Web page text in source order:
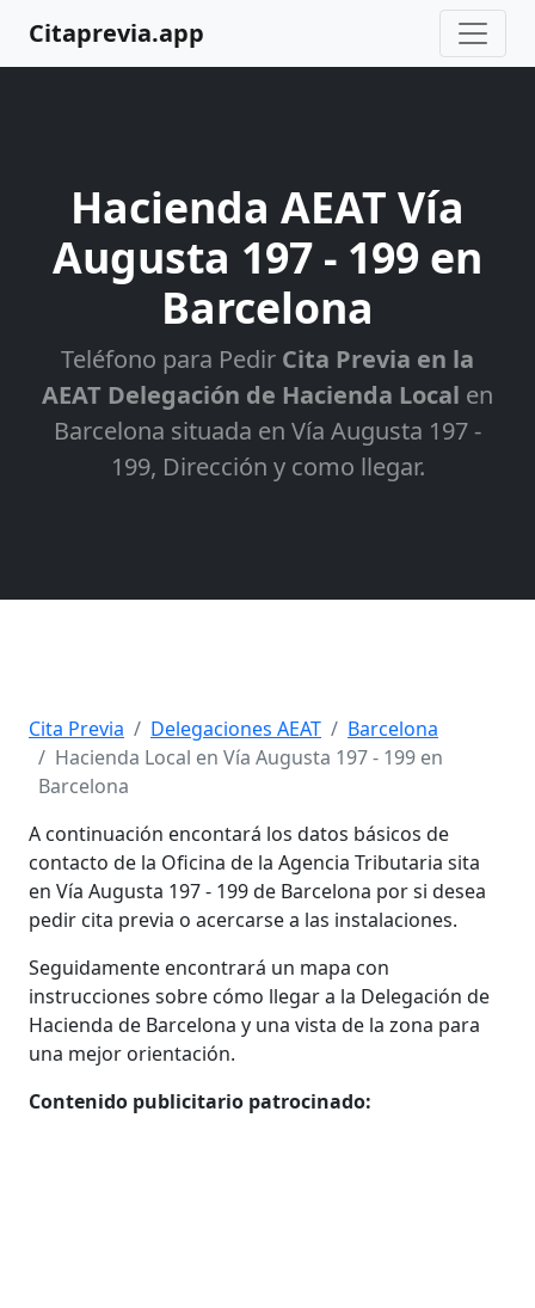
Citaprevia.app
Hacienda AEAT Vía
Augusta 197 - 199 en
Barcelona
Teléfono para Pedir Cita Previa en la
AEAT Delegación de Hacienda Local en
Barcelona situada en Vía Augusta 197 -
199, Dirección y como llegar.
Cita Previa Delegaciones AEAT
Barcelona
Hacienda Local en Vía Augusta 197 - 199 en
Barcelona
A continuación encontará los datos básicos de
contacto de la Oficina de la Agencia Tributaria sita
en Vía Augusta 197 - 199 de Barcelona por si desea
pedir cita previa o acercarse a las instalaciones.
Seguidamente encontrará un mapa con
instrucciones sobre cómo llegar a la Delegación de
Hacienda de Barcelona y una vista de la zona para
una mejor orientación.
Contenido publicitario patrocinado: